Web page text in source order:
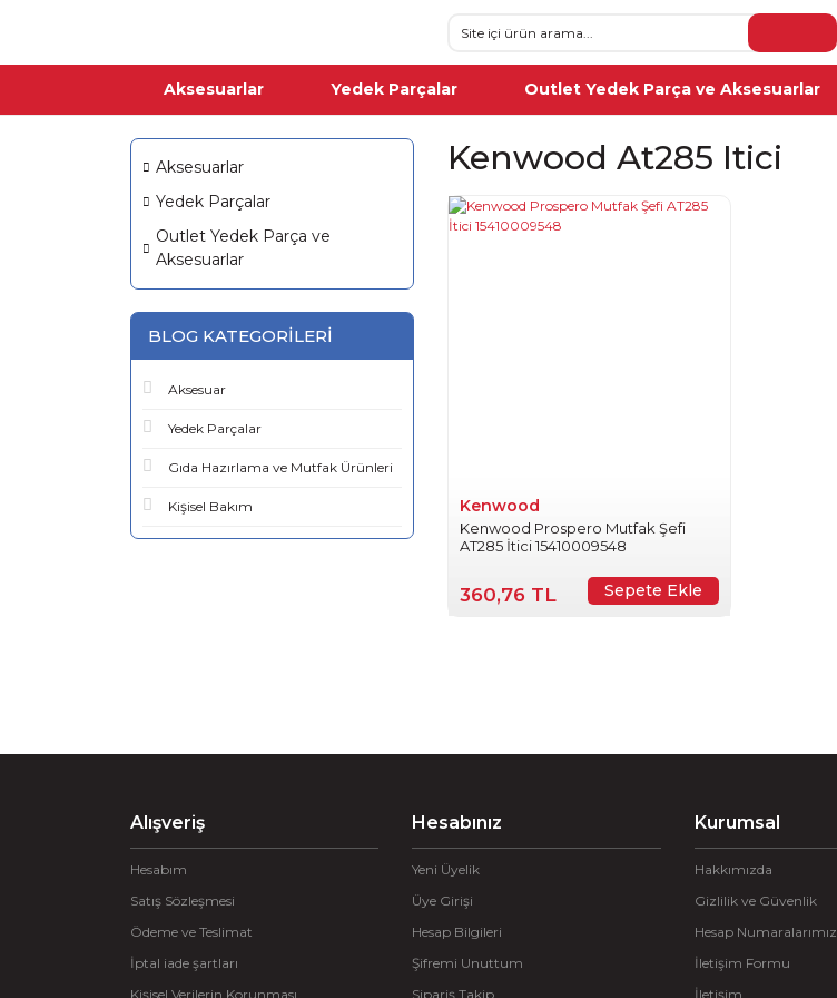
Aksesuarlar Yedek Parçalar Outlet Yedek Parça ve Aksesuarlar
Aksesuarlar
Yedek Parçalar
Outlet Yedek Parça ve
Aksesuarlar
BLOG KATEGORILERI
Aksesuar
Yedek Parçalar
Gıda Hazırlama ve Mutfak Ürünleri
Kişisel Bakım
Kenwood At285 Itici
Kenwood
Kenwood Prospero Mutfak Şefi
AT285 İtici 15410009548
360,76 TL Sepete Ekle
Alışveriş
Hesabım
Satış Sözleşmesi
Ödeme ve Teslimat
İptal iade şartları
Kişisel Verilerin Korunması
Hesabınız
Yeni Üyelik
Üye Girişi
Hesap Bilgileri
Şifremi Unuttum
Sipariş Takip
Kurumsal
Hakkımızda
Gizlilik ve Güvenlik
Hesap Numaralarımız
İletişim Formu
İletişim